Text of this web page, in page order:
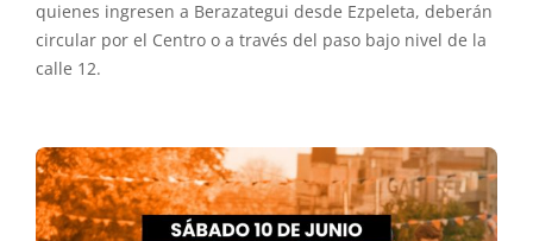
quienes ingresen a Berazategui desde Ezpeleta, deberán
circular por el Centro o a través del paso bajo nivel de la
calle 12.